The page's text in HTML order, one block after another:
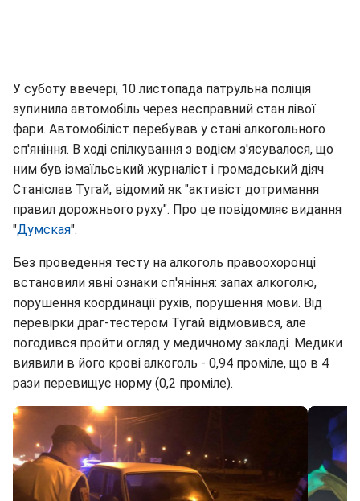
У суботу ввечері, 10 листопада патрульна поліція
зупинила автомобіль через несправний стан лівої
фари. Автомобіліст перебував у стані алкогольного
сп'яніння. В ході спілкування з водієм з'ясувалося, що
ним був ізмаїльський журналіст і громадський діяч
Станіслав Тугай, відомий як "активіст дотримання
правил дорожнього руху". Про це повідомляє видання
"Думская".
Без проведення тесту на алкоголь правоохоронці
встановили явні ознаки сп'яніння: запах алкоголю,
порушення координації рухів, порушення мови. Від
перевірки драг-тестером Тугай відмовився, але
погодився пройти огляд у медичному закладі. Медики
виявили в його крові алкоголь - 0,94 проміле, що в 4
рази перевищує норму (0,2 проміле).